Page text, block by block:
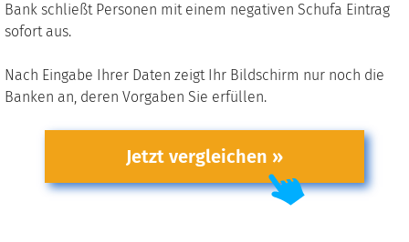
Bank schließt Personen mit einem negativen Schufa Eintrag
sofort aus.
Nach Eingabe Ihrer Daten zeigt Ihr Bildschirm nur noch die
Banken an, deren Vorgaben Sie erfüllen.
Jetzt vergleichen »